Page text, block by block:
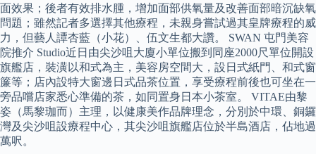
面效果；後者有效排水腫，增加面部供氧量及改善面部暗沉缺氧
問題；雖然記者多選擇其他療程，未親身嘗試過其皇牌療程的威
力，但藝人譚杏藍（小花）、伍文生都大讚。 SWAN 屯門美容
院推介 Studio近日由尖沙咀大廈小單位搬到同座2000尺單位開設
旗艦店，裝潢以和式為主，美容房空間大，設日式紙門、和式窗
簾等；店內設特大窗邊日式品茶位置，享受療程前後也可坐在一
旁品嚐店家悉心準備的茶，如同置身日本小茶室。 VITAE由黎
姿（馬黎珈而）主理，以健康美作品牌理念，分別於中環、銅鑼
灣及尖沙咀設療程中心，其尖沙咀旗艦店位於半島酒店，佔地過
萬呎。